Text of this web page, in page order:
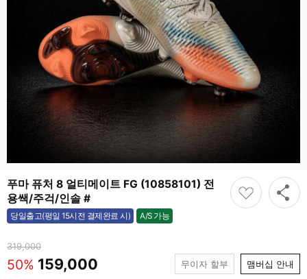
푸마 퓨처 8 얼티메이트 FG (10858101) 전
용쌕/주걱/인솔 #
당일출고(평일 15시전 결제완료 시) A/S 가능
가능
319,000
50% 159,000 무이자 할부 맴버십 안내